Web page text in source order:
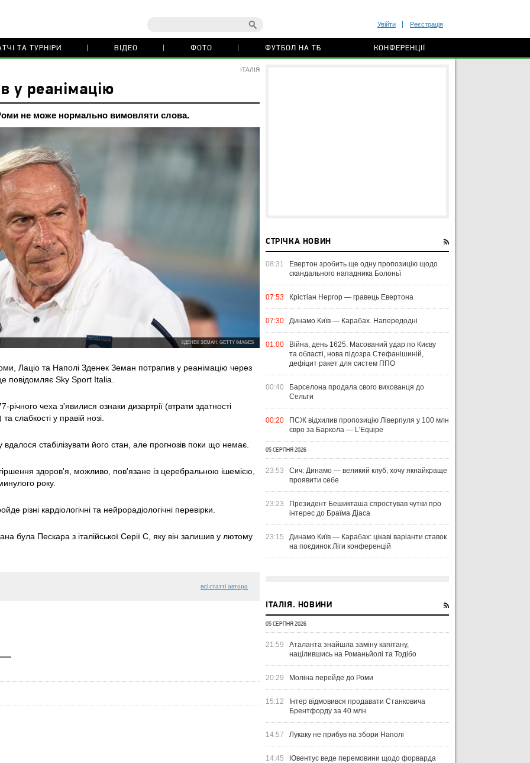
Увійти Реєстрація
ТА ТУРНІРИ ВІДЕО ФОТО ФУТБОЛ НА ТБ КОНФЕРЕНЦІЇ
ІТАЛІЯ
у реанімацію
не може нормально вимовляти слова.
ЗДЕНЕК ЗЕМАН, GETTY IMAGES
Лаціо та Наполі Зденек Земан потрапив у реанімацію через
повідомляє Sky Sport Italia.
чеха з'явилися ознаки дизартрії (втрати здатності
слабкості у правій нозі.
стабілізувати його стан, але прогнозів поки що немає.
здоров'я, можливо, пов'язане із церебральною ішемією,
року.
різні кардіологічні та нейрорадіологічні перевірки.
була Пескара з італійської Серії С, яку він залишив у лютому
всі статті автора
СТРІЧКА НОВИН
08:31
Евертон зробить ще одну пропозицію щодо
скандального нападника Болоньї
07:53 Крістіан Нергор — гравець Евертона
07:30 Динамо Київ — Карабах. Напередодні
01:00
Війна, день 1625. Масований удар по Києву
та області, нова підозра Стефанішиній,
дефіцит ракет для систем ППО
00:40
Барселона продала свого вихованця до
Сельти
00:20
ПСЖ відхилив пропозицію Ліверпуля у 100 млн
євро за Баркола — L'Equipe
05 СЕРПНЯ 2026
23:53
Сич: Динамо — великий клуб, хочу якнайкраще
проявити себе
23:23
Президент Бешикташа спростував чутки про
інтерес до Браїма Діаса
23:15
Динамо Київ — Карабах: цікаві варіанти ставок
на поєдинок Ліги конференцій
ІТАЛІЯ. НОВИНИ
05 СЕРПНЯ 2026
21:59
Аталанта знайшла заміну капітану,
націлившись на Романьйолі та Тодібо
20:29 Моліна перейде до Роми
15:12
Інтер відмовився продавати Станковича
Брентфорду за 40 млн
14:57 Лукаку не прибув на збори Наполі
14:45
Ювентус веде перемовини щодо форварда